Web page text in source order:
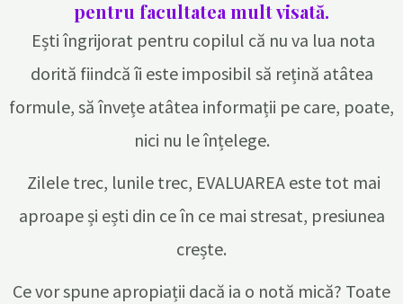
pentru facultatea mult visată.
Ești îngrijorat pentru copilul că nu va lua nota
dorită fiindcă îi este imposibil să rețină atâtea
formule, să învețe atâtea informații pe care, poate,
nici nu le înțelege.
Zilele trec, lunile trec, EVALUAREA este tot mai
aproape și ești din ce în ce mai stresat, presiunea
crește.
Ce vor spune apropiații dacă ia o notă mică? Toate